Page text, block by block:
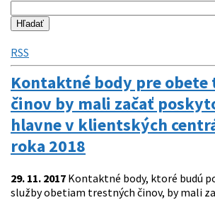
RSS
Kontaktné body pre
činov by mali začať
hlavne v klientských
roka 2018
29. 11. 2017 Kontaktné body, ktoré budú
služby obetiam trestných činov, by mali